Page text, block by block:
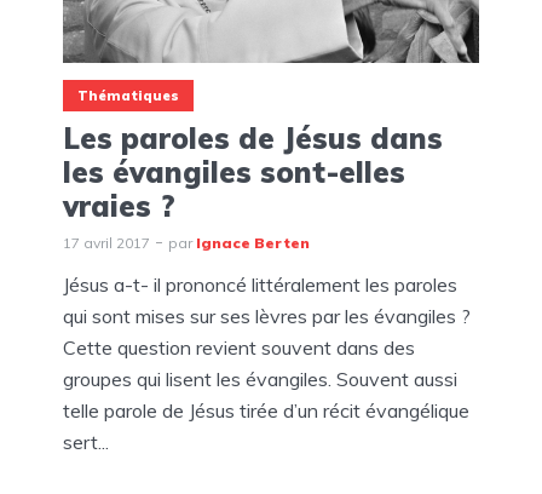
Thématiques
Les paroles de Jésus dans
les évangiles sont-elles
vraies ?
17 avril 2017 par Ignace Berten
Jésus a-t- il prononcé littéralement les paroles
qui sont mises sur ses lèvres par les évangiles ?
Cette question revient souvent dans des
groupes qui lisent les évangiles. Souvent aussi
telle parole de Jésus tirée d’un récit évangélique
sert...